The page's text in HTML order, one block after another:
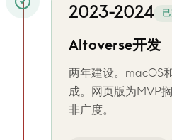
2023-2024
Altoverse开发
两年建设。macOS
成。网页版为MVP
非广度。